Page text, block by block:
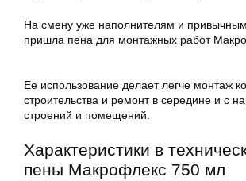
На смену уже наполнителям и
пришла пена для монтажных работ
Ее использование делает легче монтаж
строительства и ремонт в середине и с
строений и помещений.
Характеристики в
пены Макрофлекс 750 мл